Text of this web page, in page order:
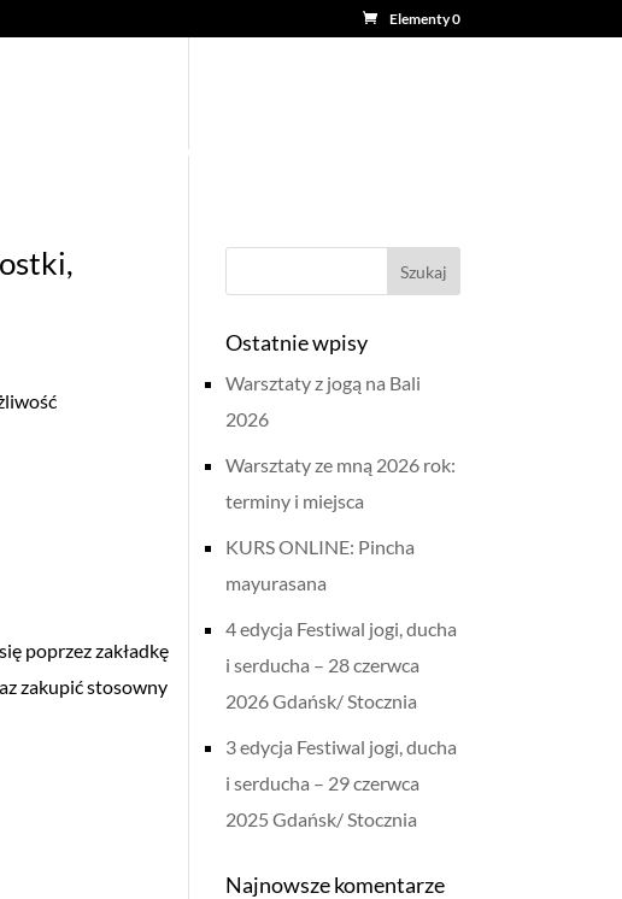
Elementy 0
PORADY
poprzez zakładkę
zakupić stosowny
Ostatnie wpisy
Warsztaty z jogą na Bali
2026
Warsztaty ze mną 2026 rok:
terminy i miejsca
KURS ONLINE: Pincha
mayurasana
4 edycja Festiwal jogi, ducha
i serducha – 28 czerwca
2026 Gdańsk/ Stocznia
3 edycja Festiwal jogi, ducha
i serducha – 29 czerwca
2025 Gdańsk/ Stocznia
Najnowsze komentarze